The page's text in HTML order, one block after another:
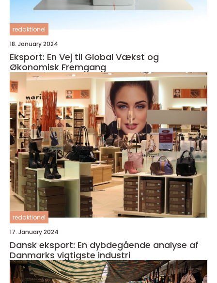
redaktionel
18. January 2024
Eksport: En Vej til Global Vækst og
Økonomisk Fremgang
redaktionel
17. January 2024
Dansk eksport: En dybdegående analyse af
Danmarks vigtigste industri